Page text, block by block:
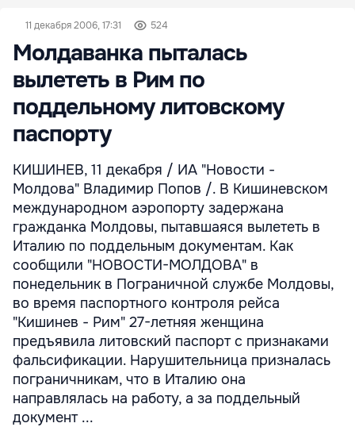
11 декабря 2006, 17:31 524
Молдаванка пыталась
вылететь в Рим по
поддельному литовскому
паспорту
КИШИНЕВ, 11 декабря / ИА "Новости -
Молдова" Владимир Попов /. В Кишиневском
международном аэропорту задержана
гражданка Молдовы, пытавшаяся вылететь в
Италию по поддельным документам. Как
сообщили "НОВОСТИ-МОЛДОВА" в
понедельник в Пограничной службе Молдовы,
во время паспортного контроля рейса
"Кишинев - Рим" 27-летняя женщина
предъявила литовский паспорт с признаками
фальсификации. Нарушительница призналась
пограничникам, что в Италию она
направлялась на работу, а за поддельный
документ ...